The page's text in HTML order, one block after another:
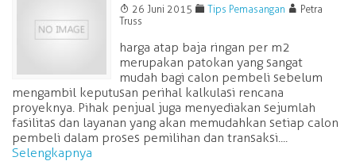
T 26 Juni 2015 F Tips Pemasangan A Petra
Truss
harga atap baja ringan per m2
merupakan patokan yang sangat
mudah bagi calon pembeli sebelum
mengambil keputusan perihal kalkulasi rencana
proyeknya. Pihak penjual juga menyediakan sejumlah
fasilitas dan layanan yang akan memudahkan setiap calon
pembeli dalam proses pemilihan dan transaksi....
Selengkapnya